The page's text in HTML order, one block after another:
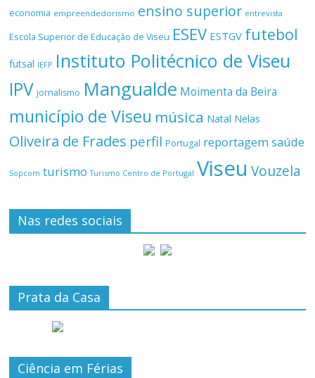
economia empreendedorismo ensino superior entrevista
Escola Superior de Educação de Viseu ESEV ESTGV futebol
futsal IEFP Instituto Politécnico de Viseu
IPV jornalismo Mangualde Moimenta da Beira
município de Viseu música Natal Nelas
Oliveira de Frades perfil Portugal reportagemsaúde
Sopcom turismo Turismo Centro de Portugal Viseu Vouzela
Nas redes sociais
Prata da Casa
Ciência em Férias